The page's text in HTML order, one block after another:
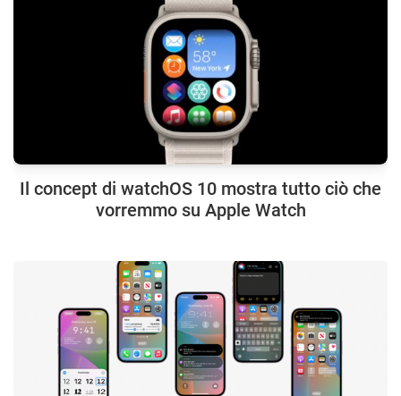
Il concept di watchOS 10 mostra tutto ciò che
vorremmo su Apple Watch